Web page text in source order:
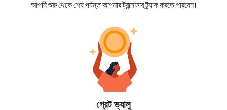
আপনি শুরু থেকে শেষ পর্যন্ত আপনার ট্রান্সফার ট্র্যাক করতে পারবেন।
গ্রেট ভ্যালু